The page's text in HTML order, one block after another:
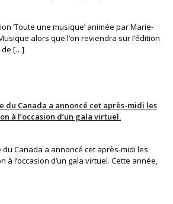
‘Toute une musique’ animée par Marie-
alors que l’on reviendra sur l’édition
de […]
du Canada a annoncé cet après-midi les
à l’occasion d’un gala virtuel.
Canada a annoncé cet après-midi les
à l’occasion d’un gala virtuel. Cette année,